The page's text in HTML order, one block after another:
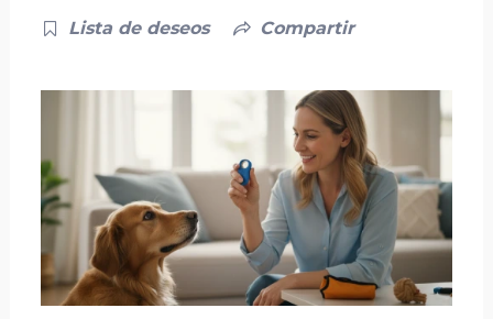
Lista de deseos Compartir